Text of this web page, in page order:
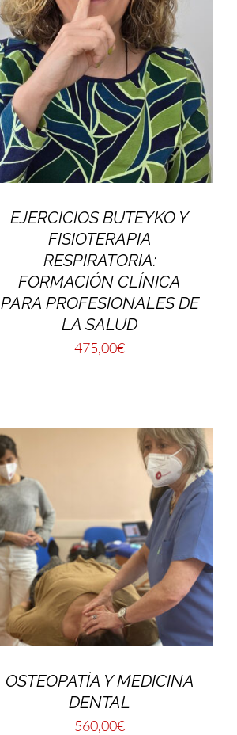
EJERCICIOS BUTEYKO Y
FISIOTERAPIA
RESPIRATORIA:
FORMACIÓN CLÍNICA
PARA PROFESIONALES DE
LA SALUD
475,00€
OSTEOPATÍA Y MEDICINA
DENTAL
560,00€